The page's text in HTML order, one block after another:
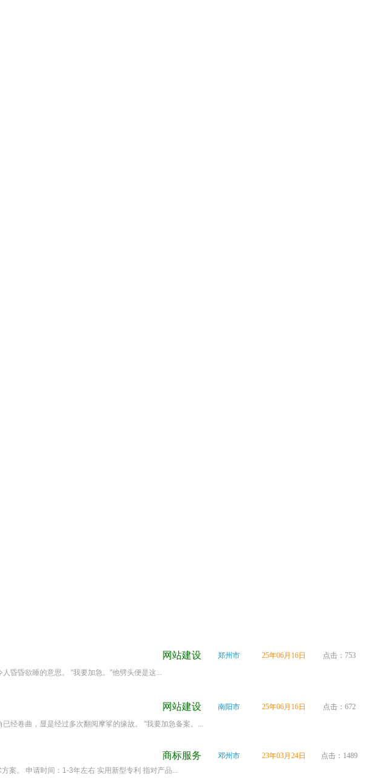
网站建设 郑州市 25年06月16日
点击：753
昏昏欲睡的意思。 "我要加急。"他劈头便是这...
网站建设 南阳市 25年06月16日
点击：672
经卷曲，显是经过多次翻阅摩挲的缘故。 "我要加急备案。...
商标服务 邓州市 23年03月24日
点击：1489
案。 申请时间：1-3年左右 实用新型专利 指对产品...